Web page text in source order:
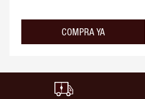
COMPRA YA